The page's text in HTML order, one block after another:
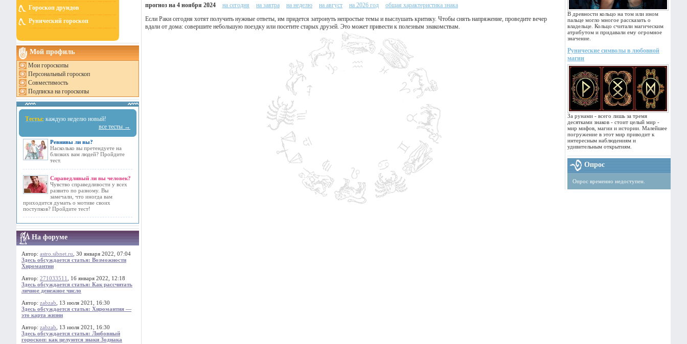
Гороскоп друидов
Рунический гороскоп
Мой профиль
Мои гороскопы
Персональный гороскоп
Совместимость
Подписка на гороскопы
Тесты: каждую неделю новый!
все тесты →
Ревнивы ли вы?
Насколько вы претендуете на
близких вам людей? Пройдите
тест.
Справедливый ли вы человек?
Чувство справедливости у всех
развито по разному. Вы
замечали, что иногда вам
приходится думать о мотиве своих
поступков? Пройдите тест!
На форуме
Автор: astro.sibnet.ru , 30 января 2022, 07:04
Здесь обсуждается статья: Возможности
Хиромантии
Автор: 271033511
, 16 января 2022, 12:18
Здесь обсуждается статья: Как рассчитать
личное денежное число
Автор: zabzab , 13 июля 2021, 16:30
Здесь обсуждается статья: Хиромантия —
это карта жизни
Автор: zabzab , 13 июля 2021, 16:30
Здесь обсуждается статья: Любовный
гороскоп: как целуются знаки Зодиака
В древности кольцо на том или ином
пальце могло многое рассказать о
владельце. Кольцо считали магическим
атрибутом и придавали ему огромное
значение.
Рунические символы в любовной
магии
За рунами - всего лишь за тремя
десятками знаков - стоит целый мир -
мир мифов, магии и истории. Малейшее
погружение в этот мир приводит к
интересным наблюдениям и
удивительным открытиям.
Опрос
Опрос временно недоступен.
прогноз на 4 ноября 2024 на сегодня на завтра на неделю на август на 2026 год
общая характеристика знака
Если Раки сегодня хотят получить нужные ответы, им придется затронуть непростые темы и выслушать критику. Чтобы снять напряжение, проведите вечер
вдали от дома: совершите небольшую поездку или посетите старых друзей. Это может привести к полезным знакомствам.